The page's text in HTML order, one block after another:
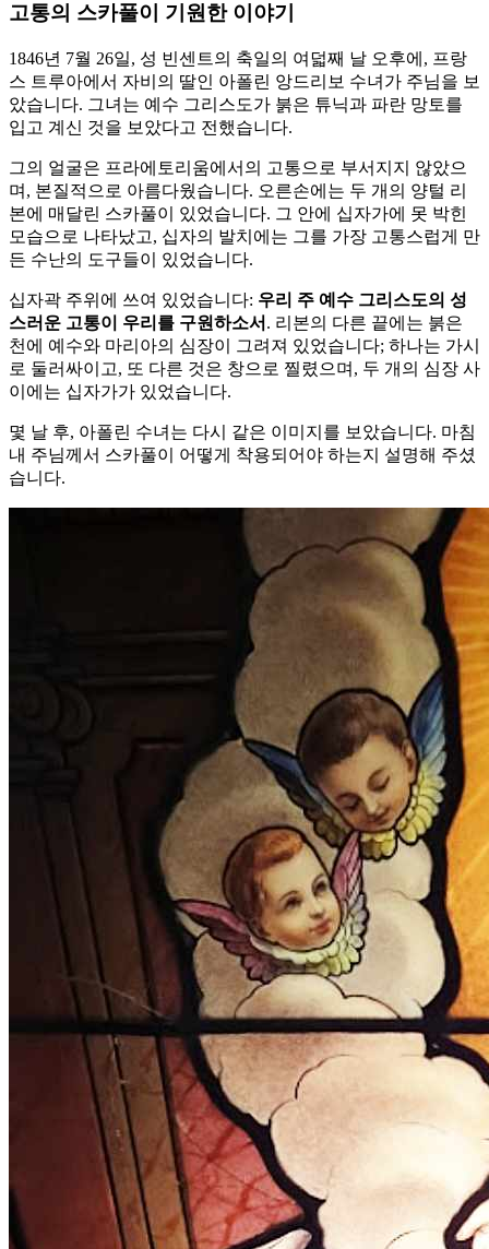
고통의 스카풀이 기원한 이야기
1846년 7월 26일, 성 빈센트의 축일의 여덟째 날 오후에, 프랑
스 트루아에서 자비의 딸인 아폴린 앙드리보 수녀가 주님을 보
았습니다. 그녀는 예수 그리스도가 붉은 튜닉과 파란 망토를
입고 계신 것을 보았다고 전했습니다.
그의 얼굴은 프라에토리움에서의 고통으로 부서지지 않았으
며, 본질적으로 아름다웠습니다. 오른손에는 두 개의 양털 리
본에 매달린 스카풀이 있었습니다. 그 안에 십자가에 못 박힌
모습으로 나타났고, 십자의 발치에는 그를 가장 고통스럽게 만
든 수난의 도구들이 있었습니다.
십자곽 주위에 쓰여 있었습니다: 우리 주 예수 그리스도의 성
스러운 고통이 우리를 구원하소서 . 리본의 다른 끝에는 붉은
천에 예수와 마리아의 심장이 그려져 있었습니다; 하나는 가시
로 둘러싸이고, 또 다른 것은 창으로 찔렸으며, 두 개의 심장 사
이에는 십자가가 있었습니다.
몇 날 후, 아폴린 수녀는 다시 같은 이미지를 보았습니다. 마침
내 주님께서 스카풀이 어떻게 착용되어야 하는지 설명해 주셨
습니다.